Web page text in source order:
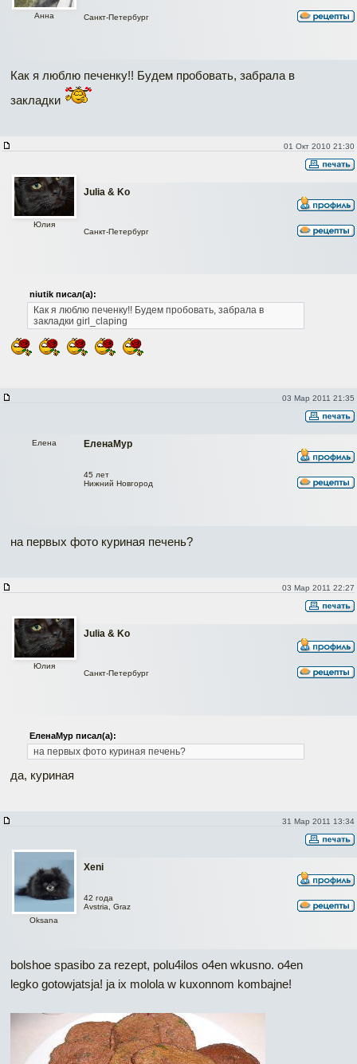
Анна Санкт-Петербург
Как я люблю печенку!! Будем пробовать, забрала в
закладки
01 Окт 2010 21:30
Julia & Ko
Юлия
Санкт-Петербург
niutik писал(а):
Как я люблю печенку!! Будем пробовать, забрала в
закладки girl_claping
03 Мар 2011 21:35
ЕленаМур
Елена
45 лет
Нижний Новгород
на первых фото куриная печень?
03 Мар 2011 22:27
Julia & Ko
Юлия
Санкт-Петербург
ЕленаМур писал(а):
на первых фото куриная печень?
да, куриная
31 Мар 2011 13:34
Xeni
Oksana
42 года
Avstria, Graz
bolshoe spasibo za rezept, polu4ilos o4en wkusno. o4en
legko gotowjatsja! ja ix molola w kuxonnom kombajne!